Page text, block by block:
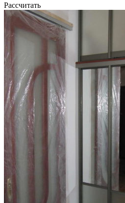
Рассчитать